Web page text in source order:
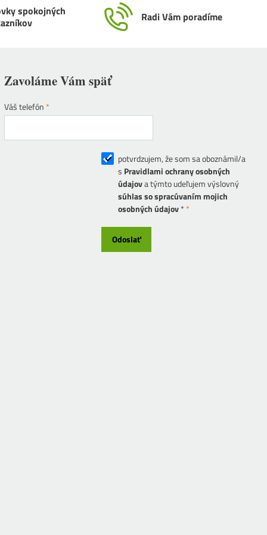
spokojných
Radi Vám poradíme
Zavoláme Vám späť
Váš telefón *
potvrdzujem, že som sa oboznámil/a
s Pravidlami ochrany osobných
údajova týmto udeľujem výslovný
súhlas so spracúvaním mojich
osobných údajov**
Odoslať